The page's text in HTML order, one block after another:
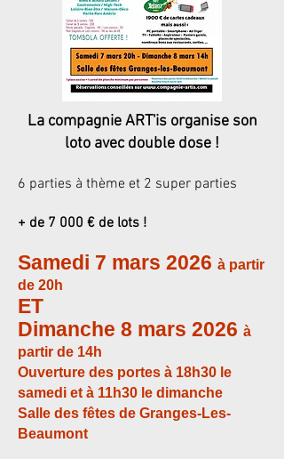
La compagnie ART'is organise son
loto avec double dose !
6 parties à thème et 2 super parties
+ de 7 000 € de lots !
Samedi 7 mars 2026 à partir
de 20h
ET
Dimanche 8 mars 2026 à
partir de 14h
Ouverture des portes à 18h30 le
samedi et à 11h30 le dimanche
Salle des fêtes de Granges-Les-
Beaumont